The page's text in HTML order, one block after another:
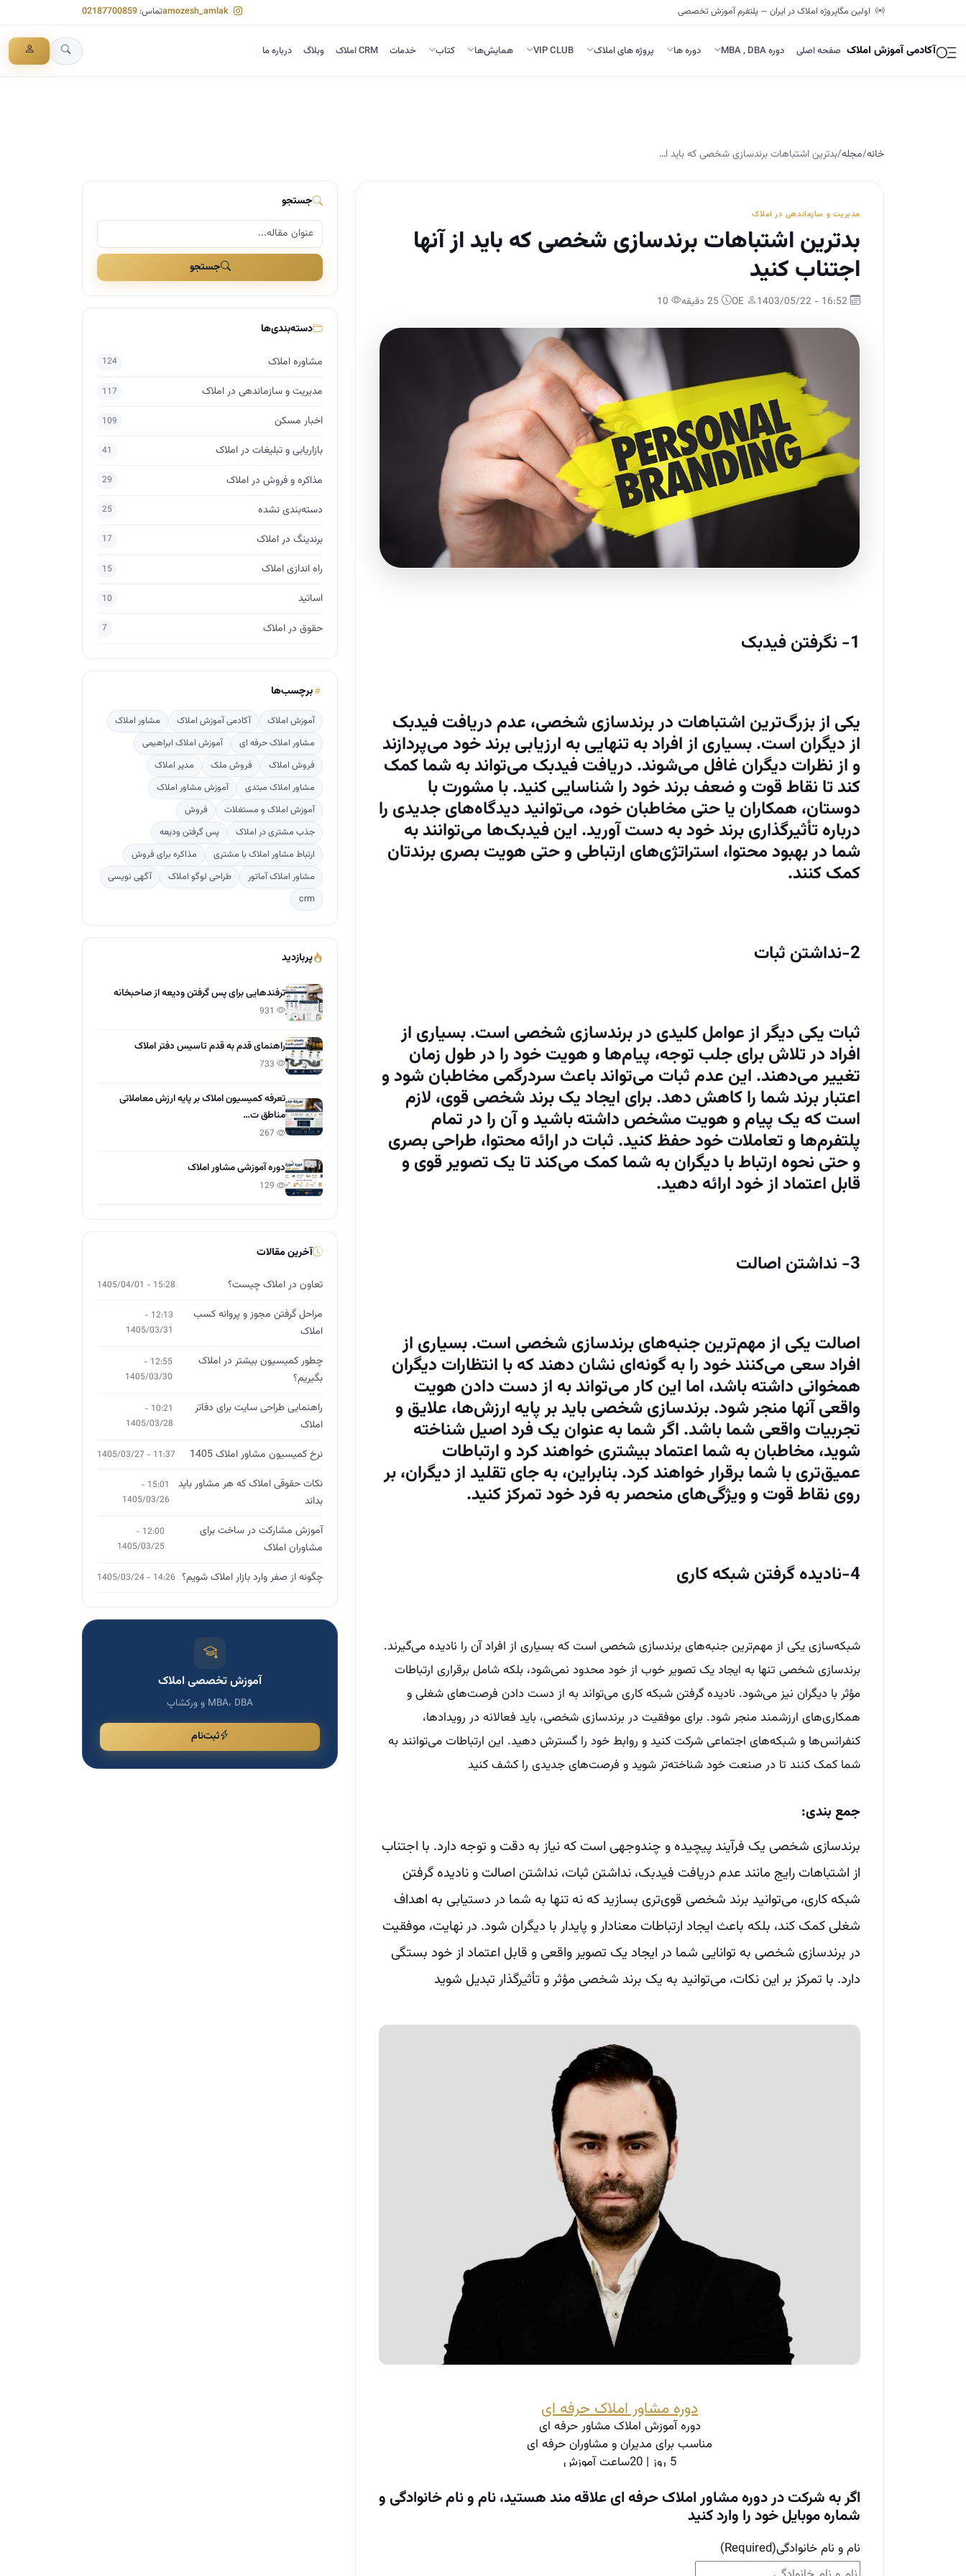
اولین مگاپروژه املاک در ایران — پلتفرم آموزش تخصصی تماس: 02187700859
آکادمی آموزش املاک صفحه اصلی دوره MBA , DBA دوره ها پروژه های املاک VIP CLUB همایش‌ها کتاب خدمات CRM املاک وبلاگ درباره ما
خانه/مجله/بدترین اشتباهات برندسازی شخصی که باید ا…
مدیریت و سازماندهی در املاک
بدترین اشتباهات برندسازی شخصی که باید از آنها
اجتناب کنید
1- نگرفتن فیدبک
یکی از بزرگ‌ترین اشتباهات در برندسازی شخصی، عدم دریافت فیدبک
از دیگران است. بسیاری از افراد به تنهایی به ارزیابی برند خود می‌پردازند
و از نظرات دیگران غافل می‌شوند. دریافت فیدبک می‌تواند به شما کمک
کند تا نقاط قوت و ضعف برند خود را شناسایی کنید. با مشورت با
دوستان، همکاران یا حتی مخاطبان خود، می‌توانید دیدگاه‌های جدیدی را
درباره تأثیرگذاری برند خود به دست آورید. این فیدبک‌ها می‌توانند به
شما در بهبود محتوا، استراتژی‌های ارتباطی و حتی هویت بصری برندتان
کمک کنند.
2-نداشتن ثبات
ثبات یکی دیگر از عوامل کلیدی در برندسازی شخصی است. بسیاری از
افراد در تلاش برای جلب توجه، پیام‌ها و هویت خود را در طول زمان
تغییر می‌دهند. این عدم ثبات می‌تواند باعث سردرگمی مخاطبان شود و
اعتبار برند شما را کاهش دهد. برای ایجاد یک برند شخصی قوی، لازم
است که یک پیام و هویت مشخص داشته باشید و آن را در تمام
پلتفرم‌ها و تعاملات خود حفظ کنید. ثبات در ارائه محتوا، طراحی بصری
و حتی نحوه ارتباط با دیگران به شما کمک می‌کند تا یک تصویر قوی و
قابل اعتماد از خود ارائه دهید.
3- نداشتن اصالت
اصالت یکی از مهم‌ترین جنبه‌های برندسازی شخصی است. بسیاری از
افراد سعی می‌کنند خود را به گونه‌ای نشان دهند که با انتظارات دیگران
همخوانی داشته باشد، اما این کار می‌تواند به از دست دادن هویت
واقعی آنها منجر شود. برندسازی شخصی باید بر پایه ارزش‌ها، علایق و
تجربیات واقعی شما باشد. اگر شما به عنوان یک فرد اصیل شناخته
شوید، مخاطبان به شما اعتماد بیشتری خواهند کرد و ارتباطات
عمیق‌تری با شما برقرار خواهند کرد. بنابراین، به جای تقلید از دیگران، بر
روی نقاط قوت و ویژگی‌های منحصر به فرد خود تمرکز کنید.
4-نادیده گرفتن شبکه کاری
شبکه‌سازی یکی از مهم‌ترین جنبه‌های برندسازی شخصی است که بسیاری از افراد آن را نادیده می‌گیرند.
برندسازی شخصی تنها به ایجاد یک تصویر خوب از خود محدود نمی‌شود، بلکه شامل برقراری ارتباطات
مؤثر با دیگران نیز می‌شود. نادیده گرفتن شبکه کاری می‌تواند به از دست دادن فرصت‌های شغلی و
همکاری‌های ارزشمند منجر شود. برای موفقیت در برندسازی شخصی، باید فعالانه در رویدادها،
کنفرانس‌ها و شبکه‌های اجتماعی شرکت کنید و روابط خود را گسترش دهید. این ارتباطات می‌توانند به
شما کمک کنند تا در صنعت خود شناخته‌تر شوید و فرصت‌های جدیدی را کشف کنید
جمع بندی:
برندسازی شخصی یک فرآیند پیچیده و چندوجهی است که نیاز به دقت و توجه دارد. با اجتناب
از اشتباهات رایج مانند عدم دریافت فیدبک، نداشتن ثبات، نداشتن اصالت و نادیده گرفتن
شبکه کاری، می‌توانید برند شخصی قوی‌تری بسازید که نه تنها به شما در دستیابی به اهداف
شغلی کمک کند، بلکه باعث ایجاد ارتباطات معنادار و پایدار با دیگران شود. در نهایت، موفقیت
در برندسازی شخصی به توانایی شما در ایجاد یک تصویر واقعی و قابل اعتماد از خود بستگی
دارد. با تمرکز بر این نکات، می‌توانید به یک برند شخصی مؤثر و تأثیرگذار تبدیل شوید
دوره مشاور املاک حرفه ای
دوره آموزش املاک مشاور حرفه ای
مناسب برای مدیران و مشاوران حرفه ای
5 روز | 20ساعت آموزش
اطلاعات بیشتر
اگر به شرکت در دوره مشاور املاک حرفه ای علاقه مند هستید، نام و نام خانوادگی و
شماره موبایل خود را وارد کنید
نام و نام خانوادگی(Required)
جستجو
جستجو
دسته‌بندی‌ها
مشاوره املاک 124
مدیریت و سازماندهی در املاک 117
اخبار مسکن 109
بازاریابی و تبلیغات در املاک 41
مذاکره و فروش در املاک 29
دسته‌بندی نشده 25
برندینگ در املاک 17
راه اندازی املاک 15
اساتید 10
حقوق در املاک 7
برچسب‌ها
آموزش املاک آکادمی آموزش املاک
مشاور املاک
مشاور املاک حرفه ای
آموزش املاک ابراهیمی
فروش املاک
فروش ملک
مدیر املاک
مشاور املاک مبتدی
آموزش مشاور املاک
آموزش املاک و مستغلات
فروش
جذب مشتری در املاک
پس گرفتن ودیعه
ارتباط مشاور املاک با مشتری
مذاکره برای فروش
مشاور املاک آماتور
طراحی لوگو املاک
آگهی نویسی
crm
پربازدید
ترفندهایی برای پس گرفتن ودیعه از صاحبخانه
راهنمای قدم به قدم تاسیس دفتر املاک
تعرفه کمیسیون املاک بر پایه ارزش معاملاتی
مناطق ت…
دوره آموزشی مشاور املاک
آخرین مقالات
تعاون در املاک چیست؟ 15:28 - 1405/04/01
مراحل گرفتن مجوز و پروانه کسب
املاک
12:13 -
1405/03/31
چطور کمیسیون بیشتر در املاک
بگیریم؟
12:55 -
1405/03/30
راهنمایی طراحی سایت برای دفاتر
املاک
10:21 -
1405/03/28
نرخ کمیسیون مشاور املاک 1405 11:37 - 1405/03/27
نکات حقوقی املاک که هر مشاور باید
بداند
15:01 -
1405/03/26
آموزش مشارکت در ساخت برای
مشاوران املاک
12:00 -
1405/03/25
چگونه از صفر وارد بازار املاک شویم؟ 14:26 - 1405/03/24
آموزش تخصصی املاک
MBA، DBA و ورکشاپ
ثبت‌نام